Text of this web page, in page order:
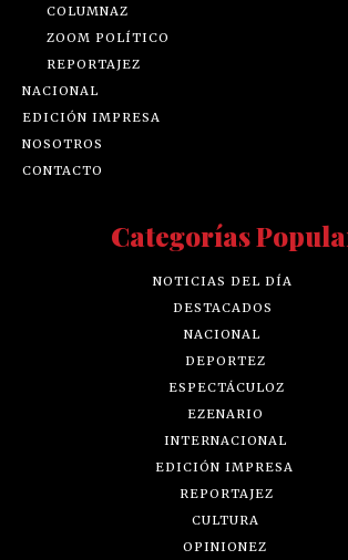
COLUMNAZ
ZOOM POLÍTICO
REPORTAJEZ
NACIONAL
EDICIÓN IMPRESA
NOSOTROS
CONTACTO
Categorías
NOTICIAS DEL DÍA
DESTACADOS
NACIONAL
DEPORTEZ
ESPECTÁCULOZ
EZENARIO
INTERNACIONAL
EDICIÓN IMPRESA
REPORTAJEZ
CULTURA
OPINIONEZ